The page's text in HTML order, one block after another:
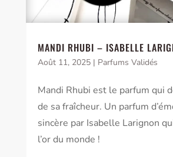
MANDI RHUBI – ISABELLE
Août 11, 2025| Parfums Validés
Mandi Rhubi est le parfum qui
de sa fraîcheur. Un parfum
sincère par Isabelle Larignon
l’or du monde !